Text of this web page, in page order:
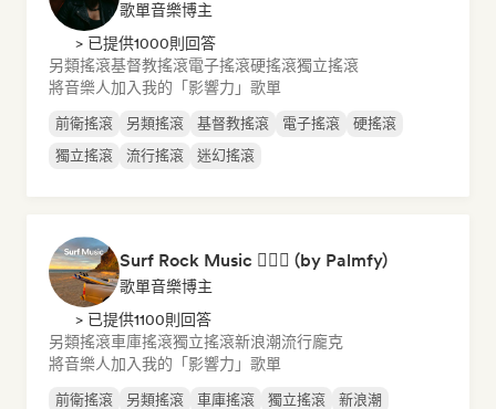
歌單音樂博主
> 已提供1000則回答
另類搖滾基督教搖滾電子搖滾硬搖滾獨立搖滾
將音樂人加入我的「影響力」歌單
前衛搖滾 另類搖滾 基督教搖滾 電子搖滾
硬搖滾
獨立搖滾
流行搖滾 迷幻搖滾
Surf Rock Music 🏄🏻‍♂️ (by Palmfy)
歌單音樂博主
> 已提供1100則回答
另類搖滾車庫搖滾獨立搖滾新浪潮流行龐克
將音樂人加入我的「影響力」歌單
前衛搖滾 另類搖滾 車庫搖滾 獨立搖滾
新浪潮